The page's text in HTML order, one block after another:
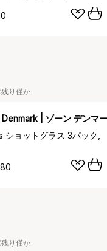
ゲン
り僅か
| ゾーン デンマ
ショットグラス 3パック,
り僅か